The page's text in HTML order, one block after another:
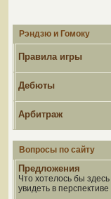
Рэндзю и Гомоку
Правила игры
Дебюты
Арбитраж
Вопросы по сайту
Предложения
Что хотелось бы здесь
увидеть в перспективе